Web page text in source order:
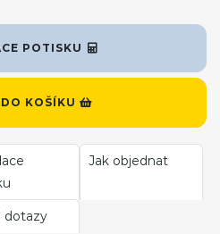
POTISKU
KOŠÍKU
Jak objednat
dotazy